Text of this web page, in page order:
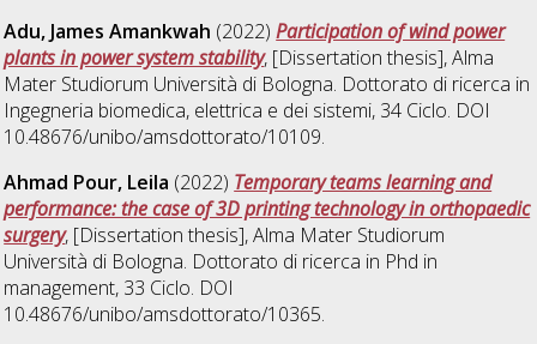
Adu, James Amankwah (2022)Participation of wind power
plants in power system stability, [Dissertation thesis], Alma
Mater Studiorum Università di Bologna. Dottorato di ricerca in
Ingegneria biomedica, elettrica e dei sistemi, 34 Ciclo. DOI
10.48676/unibo/amsdottorato/10109.
Ahmad Pour, Leila (2022) Temporary teams learning and
performance: the case of 3D printing technology in orthopaedic
surgery, [Dissertation thesis], Alma Mater Studiorum
Università di Bologna. Dottorato di ricerca in Phd in
management, 33 Ciclo. DOI
10.48676/unibo/amsdottorato/10365.